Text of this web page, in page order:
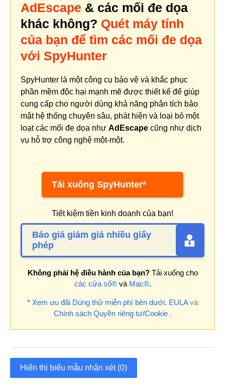
AdEscape & các mối đe dọa
khác không? Quét máy tính
của bạn để tìm các mối đe dọa
với SpyHunter
SpyHunter là một công cụ bảo vệ và khắc phục
phần mềm độc hại mạnh mẽ được thiết kế để giúp
cung cấp cho người dùng khả năng phân tích bảo
mật hệ thống chuyên sâu, phát hiện và loại bỏ một
loạt các mối đe dọa như AdEscape cũng như dịch
vụ hỗ trợ công nghệ một-một.
Tải xuống SpyHunter*
Tiết kiệm tiền kinh doanh của bạn!
Báo giá giảm giá nhiều giấy
phép
Không phải hệ điều hành của bạn?Tải xuống cho
các cửa sổ®và Mac®.
* Xem ưu đãi Dùng thử miễn phí bên dưới. EULAvà
Chính sách Quyền riêng tư/Cookie.
Hiển thị biểu mẫu nhận xét (0)